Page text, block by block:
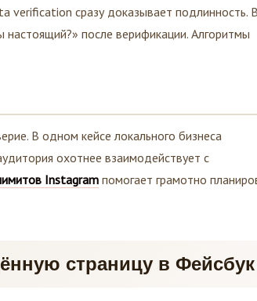
verification сразу доказывает подлинность.
после верификации. Алгоритмы
В одном кейсе локального бизнеса
охотнее взаимодействует с
Instagramпомогает грамотно
страницу в Фейсбук